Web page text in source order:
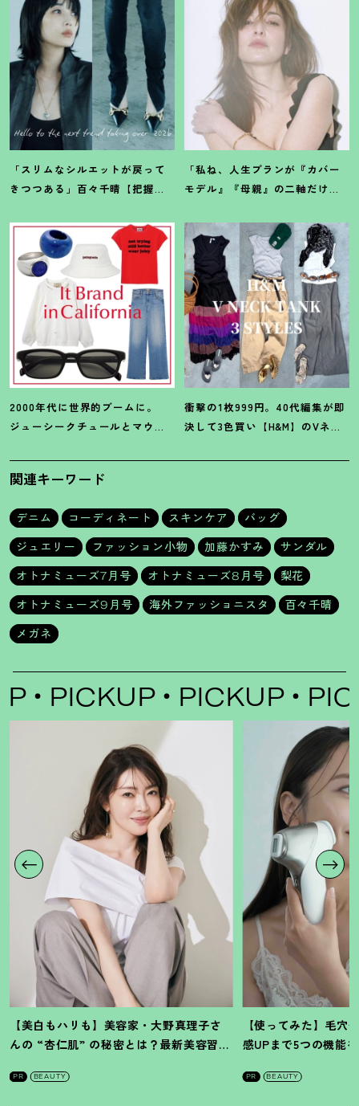
「スリムなシルエットが戻って
きつつある」百々千晴【把握し
て？
「私ね、人生プランが『カバー
モデル』『母親』の二軸だけな
き方】
2000年代に世界的ブームに。
ジューシークチュールとマウ
ド】6選
衝撃の1枚999円。40代編集が即
決して3色買い【H&M】のVネッ
3選
関連キーワード
デニム コーディネート スキンケア
バッグ
ジュエリー
ファッション小物 加藤かすみ
サンダル
オトナミューズ7月号
オトナミューズ8月号
梨花
オトナミューズ9月号
海外ファッショニスタ
百々千晴
メガネ
PICKUP PICKUP
【美白もハリも】美容家・大野真理子さ
んの “杏仁肌” の秘密とは ？ 最新美容習慣
PR BEAUTY
【使ってみた】毛穴
感UPまで5つの機能
PR BEAUTY